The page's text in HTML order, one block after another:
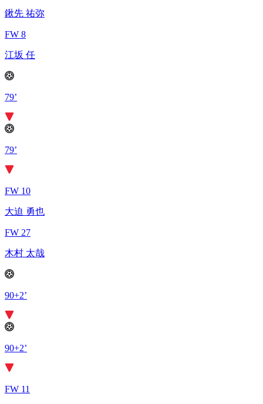
鍬先 祐弥
FW 8
江坂 任
79’
79’
FW 10
大迫 勇也
FW 27
木村 太哉
90+2’
90+2’
FW 11